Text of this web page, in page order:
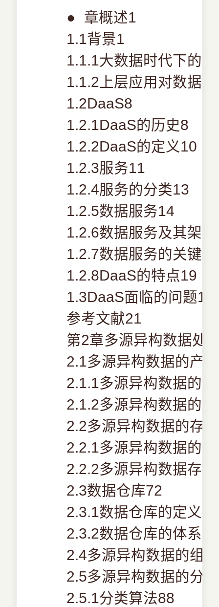
●
章概述1
1.1背景1
1.1.1大数据时代下的
1.1.2上层应用对数据
1.2DaaS8
1.2.1DaaS的历史8
1.2.2DaaS的定义10
1.2.3服务11
1.2.4服务的分类13
1.2.5数据服务14
1.2.6数据服务及其架
1.2.7数据服务的关键
1.2.8DaaS的特点19
1.3DaaS面临的问题19
参考文献21
第2章多源异构数据处
2.1多源异构数据的产
2.1.1多源异构数据的
2.1.2多源异构数据的
2.2多源异构数据的存
2.2.1多源异构数据的
2.2.2多源异构数据存
2.3数据仓库72
2.3.1数据仓库的定义
2.3.2数据仓库的体系
2.4多源异构数据的组
2.5多源异构数据的分
2.5.1分类算法88